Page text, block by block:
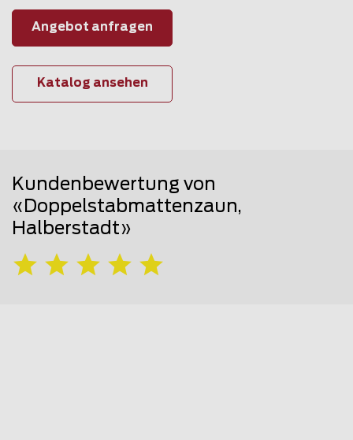
Angebot anfragen
Katalog ansehen
Kundenbewertung von
«Doppelstabmattenzaun,
Halberstadt»